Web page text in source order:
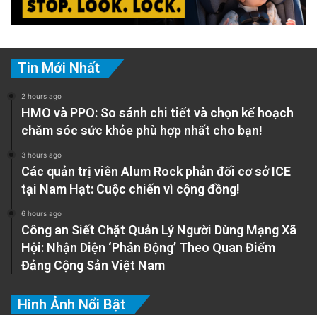
Ban Biên Tập
*Lưu ý: Sở Cảnh sát San Jose không cung cấp
dữ liệu cho giai đoạn từ tháng 1 đến tháng 3
năm 2023, nên các thống kê không bao gồm
khoảng thời gian này.
Xem tiếp phần 2
Tin Mới Nhất
2 hours ago
HMO và PPO: So sánh chi tiết và chọn kế hoạch
chăm sóc sức khỏe phù hợp nhất cho bạn!
3 hours ago
Các quản trị viên Alum Rock phản đối cơ sở ICE
tại Nam Hạt: Cuộc chiến vì cộng đồng!
6 hours ago
Công an Siết Chặt Quản Lý Người Dùng Mạng Xã
Hội: Nhận Diện ‘Phản Động’ Theo Quan Điểm
Đảng Cộng Sản Việt Nam
Hình Ảnh Nổi Bật